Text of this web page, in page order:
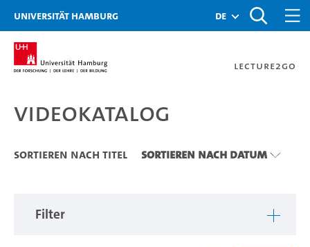
Zu den Filtern
Zur Metanavigation
Zur Hauptnavigation
Zur Suche
Zum Inhalt
Zum Seitenfuss
Universität Hamburg de
Lecture2Go
Videokatalog
Videokatalog
Sortieren nach Titel Sortieren nach Datum
Filter